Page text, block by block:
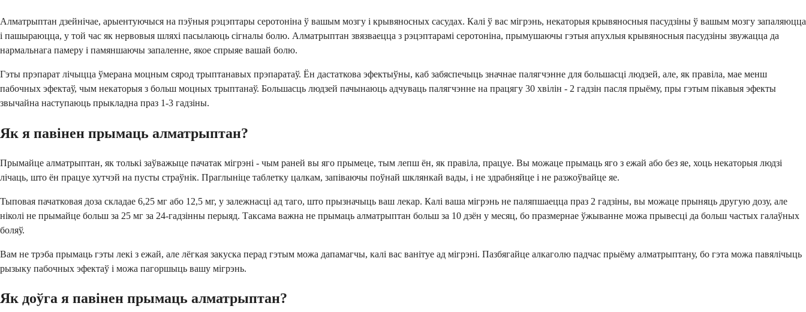
Алматрыптан дзейнічае, арыентуючыся на пэўныя рэцэптары серотоніна ў вашым мозгу і крывяносных сасудах. Калі ў вас мігрэнь, некаторыя крывяносныя пасудзіны ў вашым мозгу запаляюцца
і пашыраюцца, у той час як нервовыя шляхі пасылаюць сігналы болю. Алматрыптан звязваецца з рэцэптарамі серотоніна, прымушаючы гэтыя апухлыя крывяносныя пасудзіны звужацца да
нармальнага памеру і памяншаючы запаленне, якое спрыяе вашай болю.
Гэты прэпарат лічыцца ўмерана моцным сярод трыптанавых прэпаратаў. Ён дастаткова эфектыўны, каб забяспечыць значнае палягчэнне для большасці людзей, але, як правіла, мае менш
пабочных эфектаў, чым некаторыя з больш моцных трыптанаў. Большасць людзей пачынаюць адчуваць палягчэнне на працягу 30 хвілін - 2 гадзін пасля прыёму, пры гэтым пікавыя эфекты
звычайна наступаюць прыкладна праз 1-3 гадзіны.
Як я павінен прымаць алматрыптан?
Прымайце алматрыптан, як толькі заўважыце пачатак мігрэні - чым раней вы яго прымеце, тым лепш ён, як правіла, працуе. Вы можаце прымаць яго з ежай або без яе, хоць некаторыя людзі
лічаць, што ён працуе хутчэй на пусты страўнік. Праглыніце таблетку цалкам, запіваючы поўнай шклянкай вады, і не здрабняйце і не разжоўвайце яе.
Тыповая пачатковая доза складае 6,25 мг або 12,5 мг, у залежнасці ад таго, што прызначыць ваш лекар. Калі ваша мігрэнь не паляпшаецца праз 2 гадзіны, вы можаце прыняць другую дозу, але
ніколі не прымайце больш за 25 мг за 24-гадзінны перыяд. Таксама важна не прымаць алматрыптан больш за 10 дзён у месяц, бо празмернае ўжыванне можа прывесці да больш частых галаўных
боляў.
Вам не трэба прымаць гэты лекі з ежай, але лёгкая закуска перад гэтым можа дапамагчы, калі вас ванітуе ад мігрэні. Пазбягайце алкаголю падчас прыёму алматрыптану, бо гэта можа павялічыць
рызыку пабочных эфектаў і можа пагоршыць вашу мігрэнь.
Як доўга я павінен прымаць алматрыптан?